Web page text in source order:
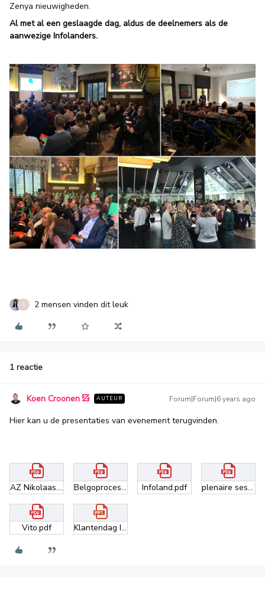
Zenya nieuwigheden.
Al met al een geslaagde dag, aldus de deelnemers als de
aanwezige Infolanders.
S 2 mensen vinden dit leuk
1 reactie
Koen Croonen AUTEUR Forum|Forum|6 years ago
Hier kan u de presentaties van evenement terugvinden.
AZ Nikolaas.pdf Belgoprocess.pdf Infoland.pdf plenaire sessie (Marieke Kessels).pdf
Vito.pdf Klantendag Infoland ZMK.pptx